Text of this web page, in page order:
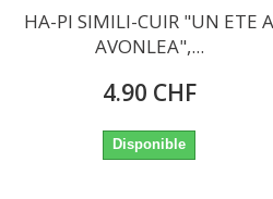
HA-PI SIMILI-CUIR "UN ETE A
AVONLEA",...
4.90 CHF
Disponible